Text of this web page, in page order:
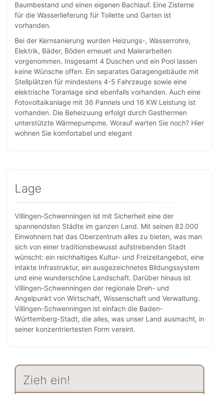
Baumbestand und einen eigenen Bachlauf. Eine Zisterne
für die Wasserlieferung für Toilette und Garten ist
vorhanden.
Bei der Kernsanierung wurden Heizungs-, Wasserrohre,
Elektrik, Bäder, Böden erneuet und Malerarbeiten
vorgenommen. Insgesamt 4 Duschen und ein Pool lassen
keine Wünsche offen. Ein separates Garagengebäude mit
Stellplätzen für mindestens 4-5 Fahrzeuge sowie eine
elektrische Toranlage sind ebenfalls vorhanden. Auch eine
Fotovoltaikanlage mit 36 Pannels und 16 KW Leistung ist
vorhanden. Die Beheizuung erfolgt durch Gasthermen
unterstützte Wärmepumpme. Worauf warten Sie noch? Hier
wohnen Sie komfortabel und elegant
Lage
Villingen-Schwenningen ist mit Sicherheit eine der
spannendsten Städte im ganzen Land. Mit seinen 82.000
Einwohnern hat das Oberzentrum alles zu bieten, was man
sich von einer traditionsbewusst aufstrebenden Stadt
wünscht: ein reichhaltiges Kultur- und Freizeitangebot, eine
intakte Infrastruktur, ein ausgezeichnetes Bildungssystem
und eine wunderschöne Landschaft. Darüber hinaus ist
Villingen-Schwenningen der regionale Dreh- und
Angelpunkt von Wirtschaft, Wissenschaft und Verwaltung.
Villingen-Schwenningen ist einfach die Baden-
Württemberg-Stadt, die alles, was unser Land ausmacht, in
seiner konzentriertesten Form vereint.
Zieh ein!